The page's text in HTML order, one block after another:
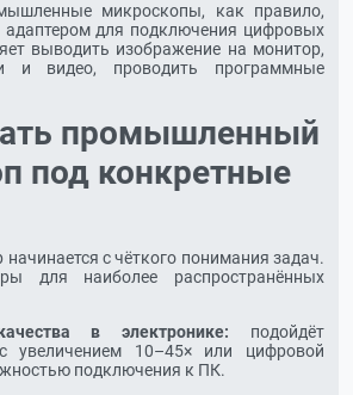
микроскопы, как правило,
для подключения цифровых
выводить изображение на монитор,
и видео, проводить программные
промышленный
под конкретные
с чёткого понимания задач.
для наиболее распространённых
в электронике: подойдёт
увеличением 10–45× или цифровой
подключения к ПК.